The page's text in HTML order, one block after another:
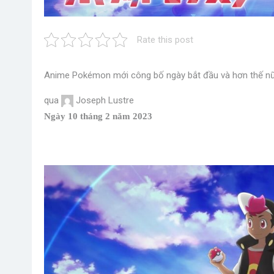
Rate this post
Anime Pokémon mới công bố ngày bắt đầu và hơn thế
qua Joseph Lustre
Ngày 10 tháng 2 năm 2023